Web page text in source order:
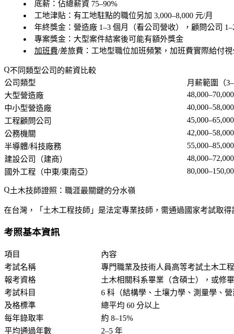
底薪 ：佔總薪資 75–90%
工地津貼 ：有工地駐點的職位另加 3,000–8,000 元/月
年終獎金 ：營造廠 1–3 個月（看公司營收），顧問公司
專案獎金 ：大型案件結案後可能有額外獎金
加班費/差旅費 ：工地型職位加班頻繁，加班費實際給付
不同類型公司的薪資比較
公司類型
月薪範圍（
大型營造廠
48,000–70,000
中小型營造廠
40,000–58,000
工程顧問公司
45,000–65,000
公務機關
42,000–58,000
半導體/科技廠務
55,000–85,000
建設公司（建商）
48,000–72,000
國外工程（中東/東南亞）
土木技師證照：職涯最關鍵的分水嶺
在台灣，「土木工程技師」是法定專業技師，需通過國家考試取得
考照基本資訊
項目
內容
考試名稱
專門職業及技術人員高等考試土木工
報考資格
土木相關科系畢業（含碩士），或修
考試科目
6 科（結構學、土壤力學、測量學、
及格標準
總平均 60 分以上
每年錄取率
約 8–15%
平均通過年數
2–5 年